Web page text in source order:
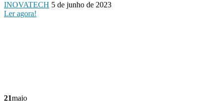
INOVATECH 5 de junho de 2023
Ler agora!
21maio